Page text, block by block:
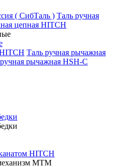
( СибТаль ) Таль ручная
цепная HITCH
Таль ручная рычажная
рычажная HSH-C
HITCH